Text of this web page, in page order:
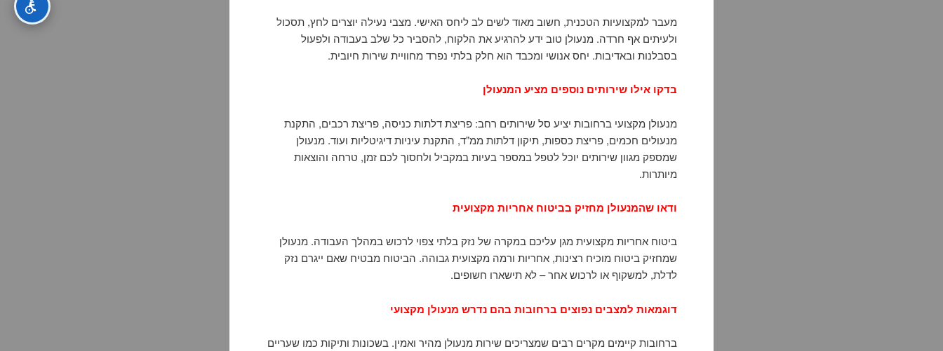
מעבר למקצועיות הטכנית, חשוב מאוד לשים לב ליחס האישי. מצבי נעילה יוצרים לחץ, תסכול
ולעיתים אף חרדה. מנעולן טוב ידע להרגיע את הלקוח, להסביר כל שלב בעבודה ולפעול
בסבלנות ובאדיבות. יחס אנושי ומכבד הוא חלק בלתי נפרד מחוויית שירות חיובית.
בדקו אילו שירותים נוספים מציע המנעולן
מנעולן מקצועי ברחובות יציע סל שירותים רחב: פריצת דלתות כניסה, פריצת רכבים, התקנת
מנעולים חכמים, פריצת כספות, תיקון דלתות ממ"ד, התקנת עיניות דיגיטליות ועוד. מנעולן
שמספק מגוון שירותים יוכל לטפל במספר בעיות במקביל ולחסוך לכם זמן, טרחה והוצאות
מיותרות.
ודאו שהמנעולן מחזיק בביטוח אחריות מקצועית
ביטוח אחריות מקצועית מגן עליכם במקרה של נזק בלתי צפוי לרכוש במהלך העבודה. מנעולן
שמחזיק ביטוח מוכיח רצינות, אחריות ורמה מקצועית גבוהה. הביטוח מבטיח שאם ייגרם נזק
לדלת, למשקוף או לרכוש אחר – לא תישארו חשופים.
דוגמאות למצבים נפוצים ברחובות בהם נדרש מנעולן מקצועי
ברחובות קיימים מקרים רבים שמצריכים שירות מנעולן מהיר ואמין. בשכונות ותיקות כמו שעריים